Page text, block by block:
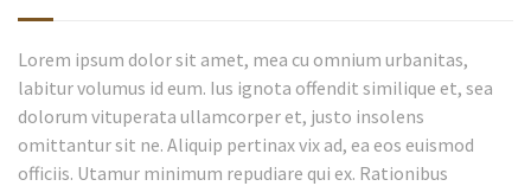
Lorem ipsum dolor sit amet, mea cu omnium urbanitas,
labitur volumus id eum. Ius ignota offendit similique et, sea
dolorum vituperata ullamcorper et, justo insolens
omittantur sit ne. Aliquip pertinax vix ad, ea eos euismod
officiis. Utamur minimum repudiare qui ex. Rationibus